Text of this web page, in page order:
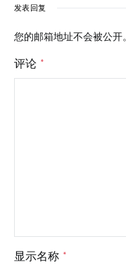
发表回复
您的邮箱地址不会被公开。
评论 *
显示名称 *